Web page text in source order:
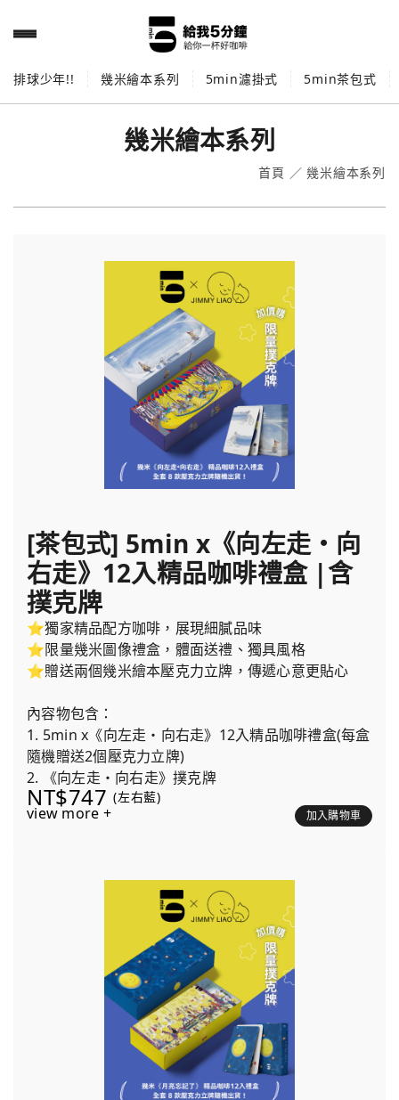
排球少年!! 幾米繪本系列 5min濾掛式 5min茶包式
幾米繪本系列
首頁 ／幾米繪本系列
[茶包式] 5min x《向左走・向
右走》12入精品咖啡禮盒 |含
撲克牌
⭐獨家精品配方咖啡，展現細膩品味
⭐限量幾米圖像禮盒，體面送禮、獨具風格
⭐贈送兩個幾米繪本壓克力立牌，傳遞心意更貼心
內容物包含：
1. 5min x《向左走・向右走》12入精品咖啡禮盒(每盒
隨機贈送2個壓克力立牌)
2. 《向左走・向右走》撲克牌
NT$747 (左右藍)
view more + 加入購物車